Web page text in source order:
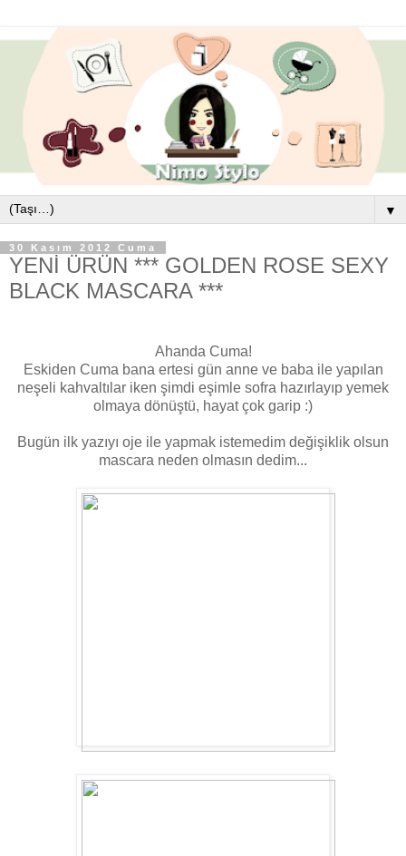
▼
30 Kasım 2012 Cuma
YENİ ÜRÜN *** GOLDEN ROSE SEXY
BLACK MASCARA ***
Ahanda Cuma!
Eskiden Cuma bana ertesi gün anne ve baba ile yapılan
neşeli kahvaltılar iken şimdi eşimle sofra hazırlayıp yemek
olmaya dönüştü, hayat çok garip :)
Bugün ilk yazıyı oje ile yapmak istemedim değişiklik olsun
mascara neden olmasın dedim...